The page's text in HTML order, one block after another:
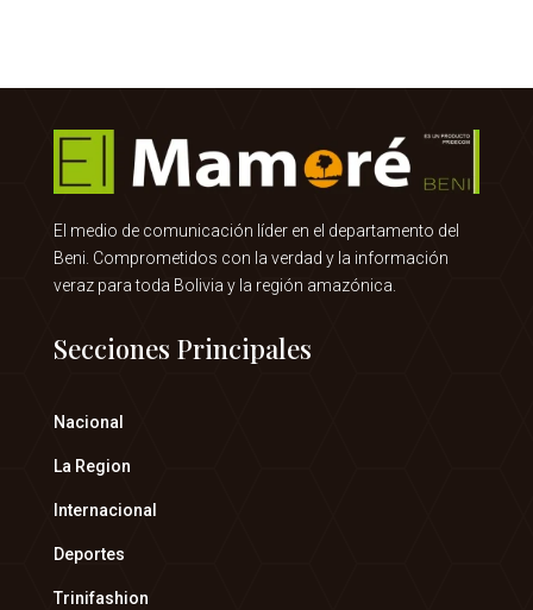
El medio de comunicación líder en el departamento del
Beni. Comprometidos con la verdad y la información
veraz para toda Bolivia y la región amazónica.
Secciones Principales
Nacional
La Region
Internacional
Deportes
Trinifashion